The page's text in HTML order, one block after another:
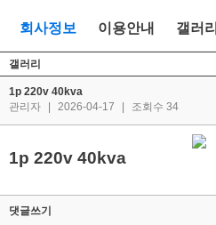
회사정보 이용안내 갤러리
갤러리
1p 220v 40kva
관리자
2026-04-17 조회수 34
1p 220v 40kva
댓글쓰기